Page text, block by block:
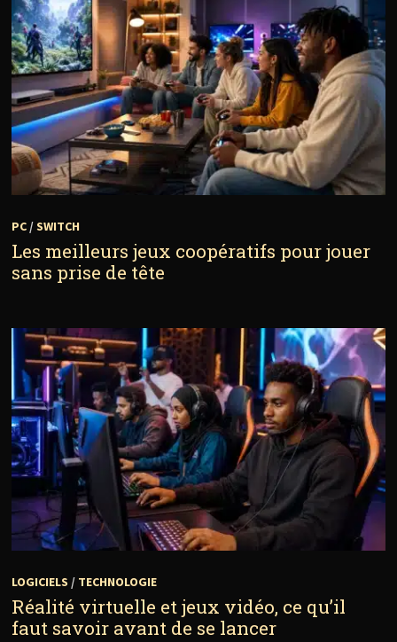
PC/SWITCH
Les meilleurs jeux coopératifs pour jouer
sans prise de tête
LOGICIELS / TECHNOLOGIE
Réalité virtuelle et jeux vidéo, ce qu’il
faut savoir avant de se lancer